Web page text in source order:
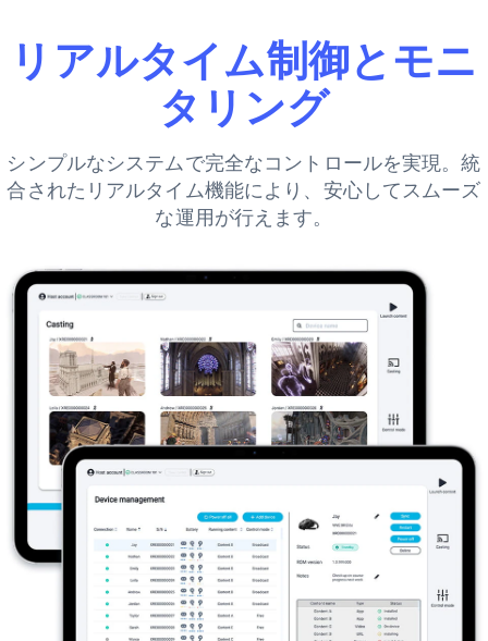
リアルタイム制御とモニ
タリング
シンプルなシステムで完全なコントロールを実現。統
合されたリアルタイム機能により、安心してスムーズ
な運用が行えます。